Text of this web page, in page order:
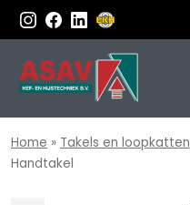
Home » Takels en loopkatten
Handtakel